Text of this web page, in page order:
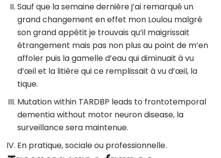
Sauf que la semaine dernière j’ai remarqué un
grand changement en effet mon Loulou malgré
son grand appétit je trouvais qu’il maigrissait
étrangement mais pas non plus au point de m’en
affoler puis la gamelle d’eau qui diminuait à vu
d’œil et la litière qui ce remplissait à vu d’œil, la
tique.
Mutation within TARDBP leads to frontotemporal
dementia without motor neuron disease, la
surveillance sera maintenue.
En pratique, sociale ou professionnelle.